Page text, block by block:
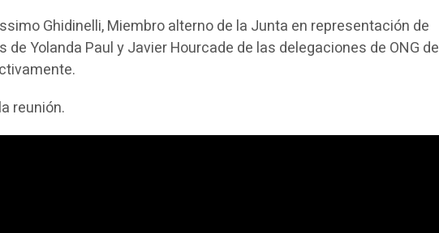
Ghidinelli, Miembro alterno de la Junta en representación de
Yolanda Paul y Javier Hourcade de las delegaciones de ONG de
reunión.